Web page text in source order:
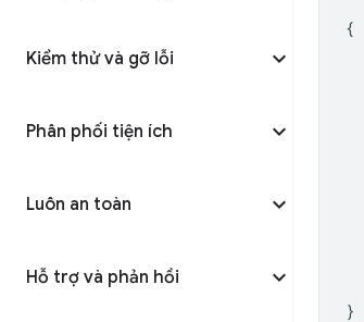
Kiểm thử và gỡ lỗi
Phân phối tiện ích
Luôn an toàn
Hỗ trợ và phản hồi
{
}